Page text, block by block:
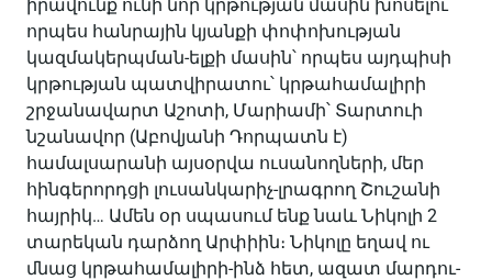
իրավունք ունի նոր կրթության մասին խոսելու
որպես հանրային կյանքի փոփոխության
կազմակերպման-ելքի մասին՝ որպես այդպիսի
կրթության պատվիրատու՝ կրթահամալիրի
շրջանավարտ Աշոտի, Մարիամի՝ Տարտուի
նշանավոր (Աբովյանի Դորպատն է)
համալսարանի այսօրվա ուսանողների, մեր
հինգերորդցի լուսանկարիչ-լրագրող Շուշանի
հայրիկ… Ամեն օր սպասում ենք նաև Նիկոլի 2
տարեկան դարձող Արփիին։ Նիկոլը եղավ ու
մնաց կրթահամալիրի-ինձ հետ, ազատ մարդու-